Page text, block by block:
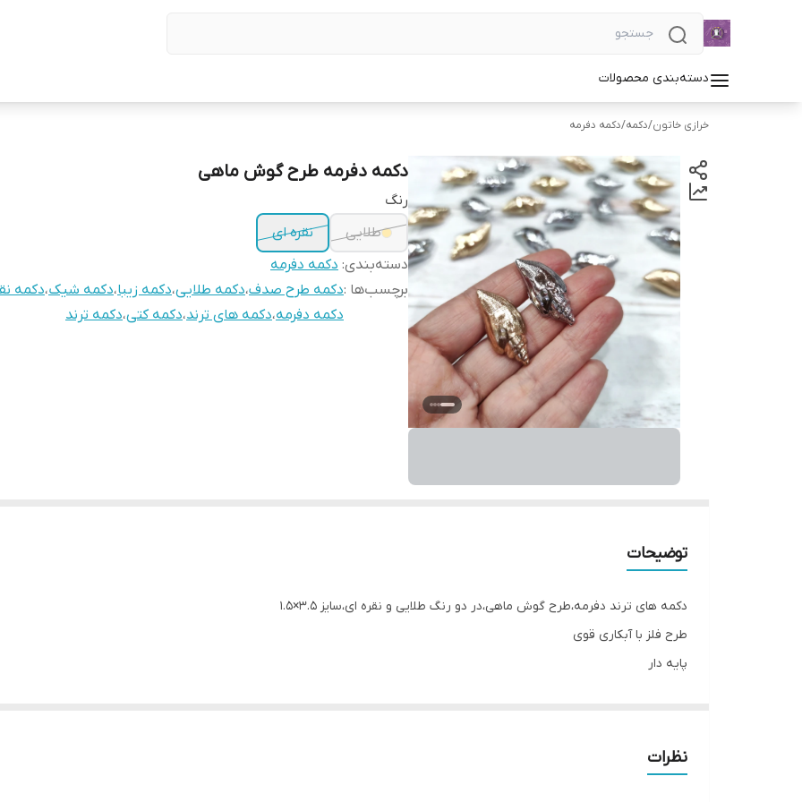
دسته‌بندی محصولات
خرازی خاتون/دکمه/دکمه دفرمه
دکمه دفرمه طرح گوش ماهی
رنگ
طلایی
نقره ای
دسته‌بندی: دکمه دفرمه
برچسب‌ها :دکمه طرح صدف،دکمه طلایی،دکمه زیبا،دکمه شیک،دکمه
دکمه دفرمه،دکمه های ترند،دکمه کتی،دکمه ترند
توضیحات
دکمه های ترند دفرمه،طرح گوش ماهی،در دو رنگ طلایی و نقره ای،سایز ۳.۵×۱.۵
طرح فلز با آبکاری قوی
پایه دار
نظرات